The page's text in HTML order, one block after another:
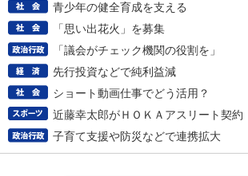
青少年の健全育成を支える
「思い出花火」を募集
「議会がチェック機関の役割を」
先行投資などで純利益減
ショート動画仕事でどう活用？
近藤幸太郎がＨＯＫＡアスリート契約
子育て支援や防災などで連携拡大